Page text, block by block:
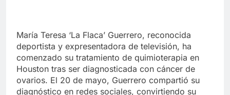
María Teresa ‘La Flaca’ Guerrero, reconocida
deportista y expresentadora de televisión, ha
comenzado su tratamiento de quimioterapia en
Houston tras ser diagnosticada con cáncer de
ovarios. El 20 de mayo, Guerrero compartió su
diagnóstico en redes sociales, convirtiendo su